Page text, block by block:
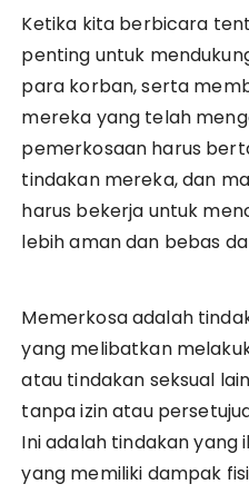
Ketika kita berbicara
penting untuk
para korban, serta
mereka yang telah
pemerkosaan harus
tindakan mereka, dan
harus bekerja untuk
lebih aman dan bebas
Memerkosa adalah
yang melibatkan
atau tindakan seksual
tanpa izin atau
Ini adalah tindakan yang
yang memiliki dampak